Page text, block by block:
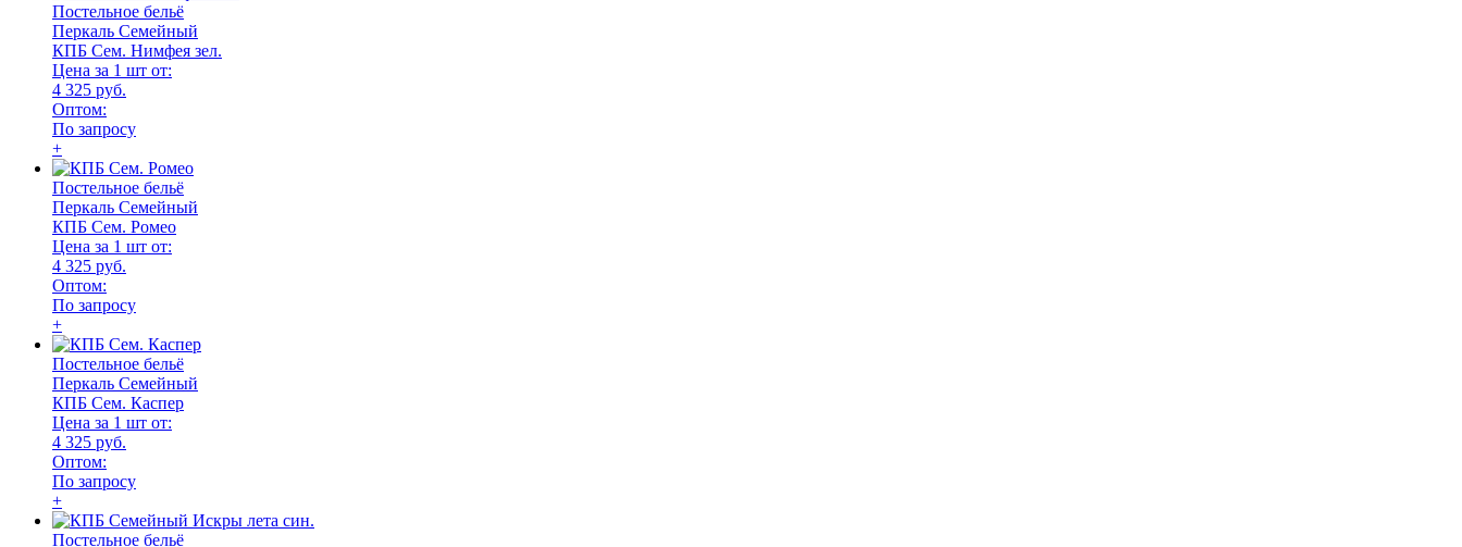
Постельное бельё
Перкаль Семейный
КПБ Сем. Нимфея зел.
Цена за 1 шт от:
4 325 руб.
Оптом:
По запросу
+
Постельное бельё
Перкаль Семейный
КПБ Сем. Ромео
Цена за 1 шт от:
4 325 руб.
Оптом:
По запросу
+
Постельное бельё
Перкаль Семейный
КПБ Сем. Каспер
Цена за 1 шт от:
4 325 руб.
Оптом:
По запросу
+
Постельное бельё